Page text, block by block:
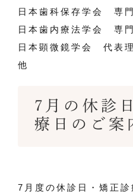
日本歯科保存学会 専
日本歯内療法学会 専
日本顕微鏡学会 代表
他
7月の休診
療日のご案
7月度の休診日・矯正